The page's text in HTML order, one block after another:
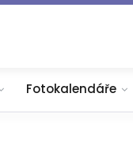
Fotokalendáře